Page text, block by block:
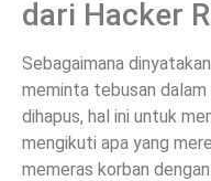
dari Hacker
Sebagaimana
meminta tebusan
dihapus, hal ini untuk
mengikuti apa yang
memeras korban